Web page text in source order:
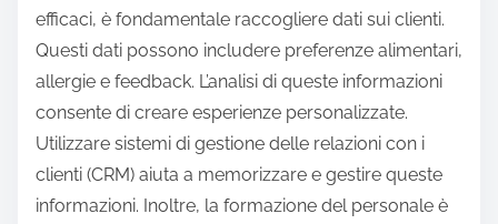
efficaci, è fondamentale raccogliere dati sui clienti.
Questi dati possono includere preferenze alimentari,
allergie e feedback. L’analisi di queste informazioni
consente di creare esperienze personalizzate.
Utilizzare sistemi di gestione delle relazioni con i
clienti (CRM) aiuta a memorizzare e gestire queste
informazioni. Inoltre, la formazione del personale è